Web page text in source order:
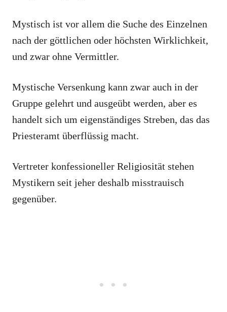
Mystisch ist vor allem die Suche des Einzelnen
nach der göttlichen oder höchsten Wirklichkeit,
und zwar ohne Vermittler.
Mystische Versenkung kann zwar auch in der
Gruppe gelehrt und ausgeübt werden, aber es
handelt sich um eigenständiges Streben, das das
Priesteramt überflüssig macht.
Vertreter konfessioneller Religiosität stehen
Mystikern seit jeher deshalb misstrauisch
gegenüber.